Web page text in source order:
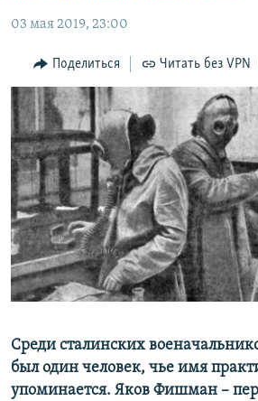
навигации
Вернутся
поиску
11 ЛЕТ ОККУПАЦИИ КРЫМА. 11 ИСТОРИЙ
ЕЩЕ
ИНТЕРАКТИВ
ИНФОГРАФИКА
ТЕЛЕПРОЕКТ КРЫМ.РЕАЛИИ
СОВЕТЫ ПРАВОЗАЩИТНИКОВ
ПРОПАВШИЕ БЕЗ ВЕСТИ
ПОБЕДИТЕЛЕЙ НЕ СУДЯТ?
КРЫМ.НЕПОКОРЕННЫЙ
ELIFBE
РАДІО СВОБОДА
КАК ОБОЙТИ БЛОКИРОВКУ
Українською
Qırımtatar
ПРИСОЕДИНЯЙТЕСЬ!
Все сайты RFE/RL
03 мая 2019, 23:00
Поделиться Читать без VPN
Среди сталинских
был один человек, чье имя
упоминается. Яков Фишман –